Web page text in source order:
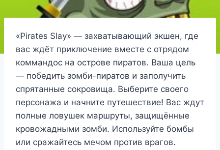
«Pirates Slay» — захватывающий экшен, где
вас ждёт приключение вместе с отрядом
коммандос на острове пиратов. Ваша цель
— победить зомби-пиратов и заполучить
спрятанные сокровища. Выберите своего
персонажа и начните путешествие! Вас ждут
полные ловушек маршруты, защищённые
кровожадными зомби. Используйте бомбы
или сражайтесь мечом против врагов.